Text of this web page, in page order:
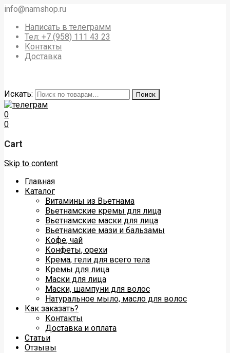
info@namshop.ru
Написать в телеграмм
Тел: +7 (958) 111 43 23
Контакты
Доставка
Искать: Поиск
0
0
Cart
Skip to content
Главная
Каталог
Витамины из Вьетнама
Вьетнамские кремы для лица
Вьетнамские маски для лица
Вьетнамские мази и бальзамы
Кофе, чай
Конфеты, орехи
Крема, гели для всего тела
Кремы для лица
Маски для лица
Маски, шампуни для волос
Натуральное мыло, масло для волос
Как заказать?
Контакты
Доставка и оплата
Статьи
Отзывы